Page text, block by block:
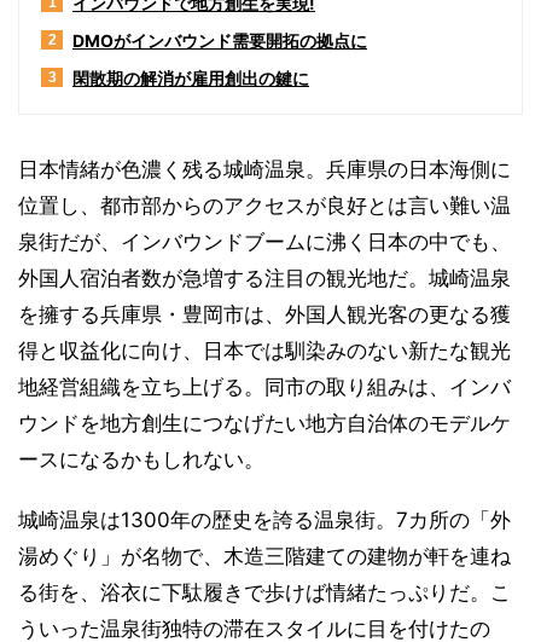
2 DMOがインバウンド需要開拓の拠点に
3 閑散期の解消が雇用創出の鍵に
日本情緒が色濃く残る城崎温泉。兵庫県の日本海側に
位置し、都市部からのアクセスが良好とは言い難い温
泉街だが、インバウンドブームに沸く日本の中でも、
外国人宿泊者数が急増する注目の観光地だ。城崎温泉
を擁する兵庫県・豊岡市は、外国人観光客の更なる獲
得と収益化に向け、日本では馴染みのない新たな観光
地経営組織を立ち上げる。同市の取り組みは、インバ
ウンドを地方創生につなげたい地方自治体のモデルケ
ースになるかもしれない。
城崎温泉は1300年の歴史を誇る温泉街。7カ所の「外
湯めぐり」が名物で、木造三階建ての建物が軒を連ね
る街を、浴衣に下駄履きで歩けば情緒たっぷりだ。こ
ういった温泉街独特の滞在スタイルに目を付けたの